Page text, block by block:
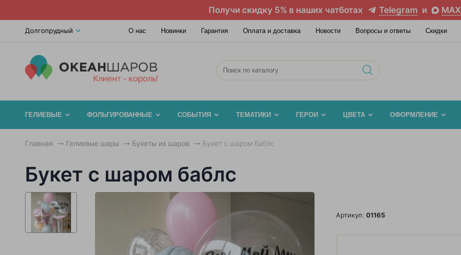
Получи скидку 5% в наших чатботах Telegram и MAX
Долгопрудный О нас Новинки Гарантия Оплата и доставка Новости Вопросы и ответы Скидки
ГЕЛИЕВЫЕ ФОЛЬГИРОВАННЫЕ СОБЫТИЯ ТЕМАТИКИ ГЕРОИ ЦВЕТА ОФОРМЛЕНИЕ
Главная Гелиевые шары Букеты из шаров Букет с шаром баблс
Букет с шаром баблс
Артикул: 01165